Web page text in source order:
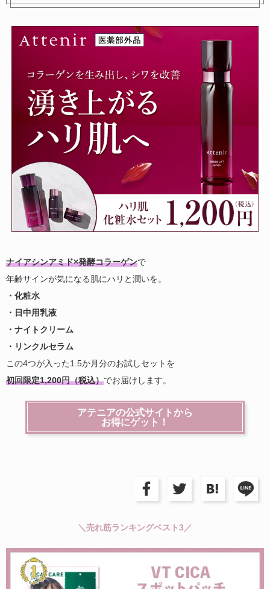
ナイアシンアミド×発酵コラーゲンで
年齢サインが気になる肌にハリと潤いを。
・化粧水
・日中用乳液
・ナイトクリーム
・リンクルセラム
この4つが入った1.5か月分のお試しセットを
初回限定1,200円（税込）でお届けします。
アテニアの公式サイトから
お得にゲット！
＼売れ筋ランキングベスト3／